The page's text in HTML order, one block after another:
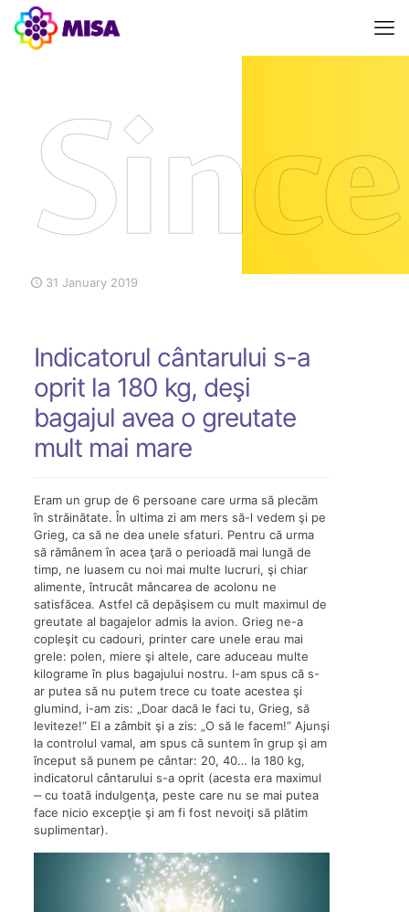
31 January 2019
Indicatorul cântarului s-a
oprit la 180 kg, deşi
bagajul avea o greutate
mult mai mare
Eram un grup de 6 persoane care urma să plecăm
în străinătate. În ultima zi am mers să-l vedem şi pe
Grieg, ca să ne dea unele sfaturi. Pentru că urma
să rămânem în acea ţară o perioadă mai lungă de
timp, ne luasem cu noi mai multe lucruri, şi chiar
alimente, întrucât mâncarea de acolonu ne
satisfăcea. Astfel că depăşisem cu mult maximul de
greutate al bagajelor admis la avion. Grieg ne-a
copleşit cu cadouri, printer care unele erau mai
grele: polen, miere şi altele, care aduceau multe
kilograme în plus bagajului nostru. I-am spus că s-
ar putea să nu putem trece cu toate acestea şi
glumind, i-am zis: „Doar dacă le faci tu, Grieg, să
leviteze!“ El a zâmbit şi a zis: „O să le facem!“ Ajunşi
la controlul vamal, am spus că suntem în grup şi am
început să punem pe cântar: 20, 40… la 180 kg,
indicatorul cântarului s-a oprit (acesta era maximul
‒ cu toată indulgenţa, peste care nu se mai putea
face nicio excepţie şi am fi fost nevoiţi să plătim
suplimentar).